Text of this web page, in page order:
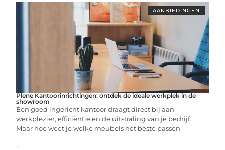
AANBIEDINGEN
Plene Kantoorinrichtingen: ontdek de ideale werkplek in de
showroom
Een goed ingericht kantoor draagt direct bij aan
werkplezier, efficiëntie en de uitstraling van je bedrijf.
Maar hoe weet je welke meubels het beste passen
...